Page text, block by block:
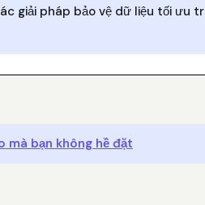
giải pháp bảo vệ dữ liệu tối ưu
mà bạn không hề đặt